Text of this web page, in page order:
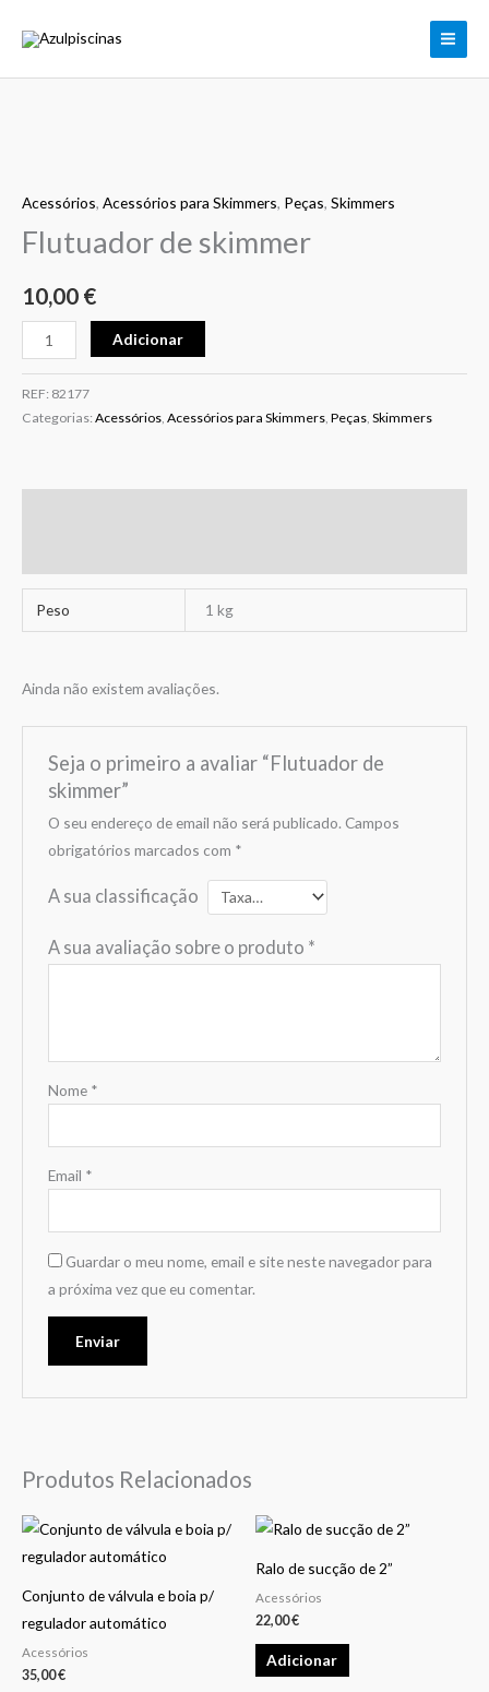
Acessórios, Acessórios para Skimmers, Peças, Skimmers
Flutuador de skimmer
10,00 €
Flutuador
de
Adicionar
REF: 82177
Categorias: Acessórios Acessórios para Skimmers Peças Skimmers
Peso 1 kg
Ainda não existem avaliações.
Seja o primeiro a avaliar “Flutuador de
skimmer”
O seu endereço de email não será publicado. Campos
obrigatórios marcados com *
A sua classificação
A sua avaliação sobre o produto *
Nome *
Email *
Guardar o meu nome, email e site neste navegador para
a próxima vez que eu comentar.
Produtos Relacionados
Conjunto de válvula e boia p/
regulador automático
Acessórios
35,00€
Ralo de sucção de 2”
Acessórios
22,00€
Adicionar
de